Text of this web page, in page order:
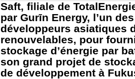
Saft, filiale de
par Gurīn Energy, l’un
développeurs asiatiques
renouvelables, pour
stockage d’énergie par
son grand projet de
de développement à